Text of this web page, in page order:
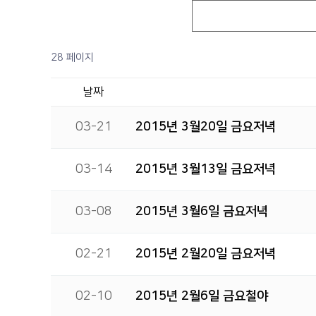
28 페이지
날짜
03-21 2015년 3월20일 금요저녁
03-14 2015년 3월13일 금요저녁
03-08 2015년 3월6일 금요저녁
02-21 2015년 2월20일 금요저녁
02-10 2015년 2월6일 금요철야